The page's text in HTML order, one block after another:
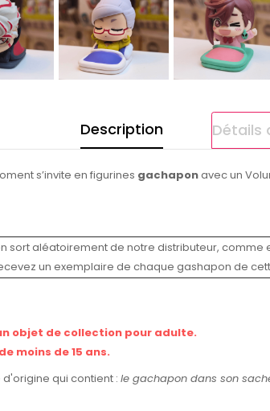
Description Détails
s’invite en figurines gachaponavec un
sort aléatoirement de notre distributeur, comme
un exemplaire de chaque gashapon de
objet de collection pour adulte.
moins de 15 ans.
qui contient : le gachapon dans son